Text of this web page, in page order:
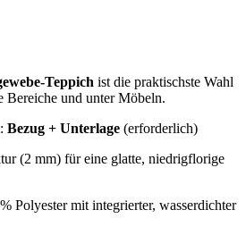
Teppich ist die praktischste Wahl
Bereiche und unter Möbeln.
Bezug + Unterlage (erforderlich)
(2 mm) für eine glatte, niedrigflorige
Polyester mit integrierter, wasserdichter